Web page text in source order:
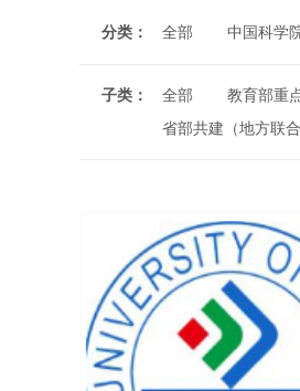
分类： 全部 中国科学
子类： 全部 教育部重
省部共建（地方联